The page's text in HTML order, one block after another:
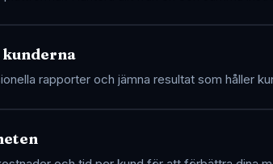
rapporter och jämna resultat som håller